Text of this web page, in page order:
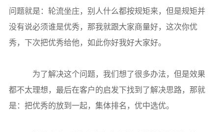
问题就是：轮流坐庄，别人什么都按规矩来，但是规矩并
没有说必须谁是优秀，那我就跟大家商量好，这次你优
秀，下次把优秀给他，如此你好我好大家好。
为了解决这个问题，我们想了很多办法，但是效果
都不太理想，最后在客户的启发下找到了解决思路，那就
是：把优秀的放到一起，集体排名，优中选优。